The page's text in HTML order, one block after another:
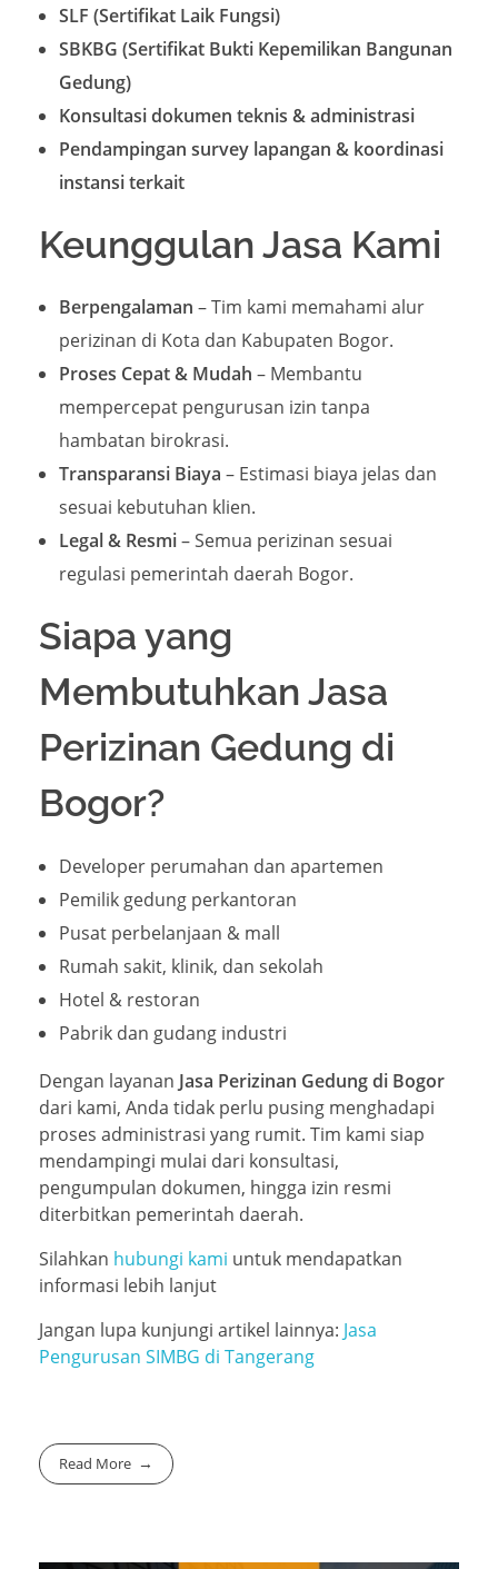
SLF (Sertifikat Laik Fungsi)
SBKBG (Sertifikat Bukti Kepemilikan Bangunan
Gedung)
Konsultasi dokumen teknis & administrasi
Pendampingan survey lapangan & koordinasi
instansi terkait
Keunggulan Jasa Kami
Berpengalaman – Tim kami memahami alur
perizinan di Kota dan Kabupaten Bogor.
Proses Cepat & Mudah – Membantu
mempercepat pengurusan izin tanpa
hambatan birokrasi.
Transparansi Biaya – Estimasi biaya jelas dan
sesuai kebutuhan klien.
Legal & Resmi– Semua perizinan sesuai
regulasi pemerintah daerah Bogor.
Siapa yang
Membutuhkan Jasa
Perizinan Gedung di
Bogor?
Developer perumahan dan apartemen
Pemilik gedung perkantoran
Pusat perbelanjaan & mall
Rumah sakit, klinik, dan sekolah
Hotel & restoran
Pabrik dan gudang industri
Dengan layanan Jasa Perizinan Gedung di Bogor
dari kami, Anda tidak perlu pusing menghadapi
proses administrasi yang rumit. Tim kami siap
mendampingi mulai dari konsultasi,
pengumpulan dokumen, hingga izin resmi
diterbitkan pemerintah daerah.
Silahkan hubungi kami untuk mendapatkan
informasi lebih lanjut
Jangan lupa kunjungi artikel lainnya: Jasa
Pengurusan SIMBG di Tangerang
Read More